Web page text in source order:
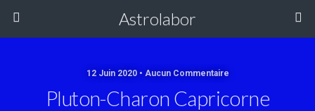
Astrolabor
12 Juin 2020 • Aucun Commentaire
Pluton-Charon Capricorne